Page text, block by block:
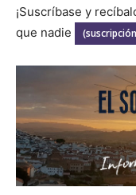
¡Suscríbase y
que nadie